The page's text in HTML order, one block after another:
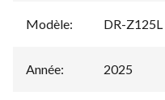
Modèle: DR-Z125L
Année: 2025